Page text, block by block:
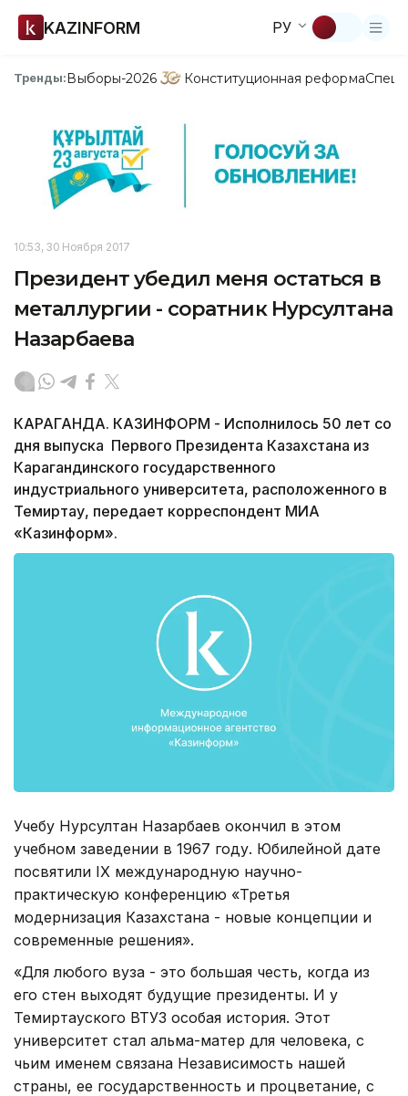
KAZINFORM РУ
Тренды:Выборы-2026 Конституционная реформа
10:53, 30 Ноября 2017
Президент убедил меня остаться в
металлургии - соратник Нурсултана
Назарбаева
КАРАГАНДА. КАЗИНФОРМ - Исполнилось 50 лет со
дня выпуска Первого Президента Казахстана из
Карагандинского государственного
индустриального университета, расположенного в
Темиртау, передает корреспондент МИА
«Казинформ».
Учебу Нурсултан Назарбаев окончил в этом
учебном заведении в 1967 году. Юбилейной дате
посвятили IХ международную научно-
практическую конференцию «Третья
модернизация Казахстана - новые концепции и
современные решения».
«Для любого вуза - это большая честь, когда из
его стен выходят будущие президенты. И у
Темиртауского ВТУЗ особая история. Этот
университет стал альма-матер для человека, с
чьим именем связана Независимость нашей
страны, ее государственность и процветание, с